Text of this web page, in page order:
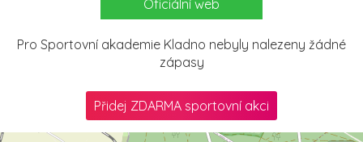
Oficiální web
Pro Sportovní akademie Kladno nebyly nalezeny žádné
zápasy
Přidej ZDARMA sportovní akci